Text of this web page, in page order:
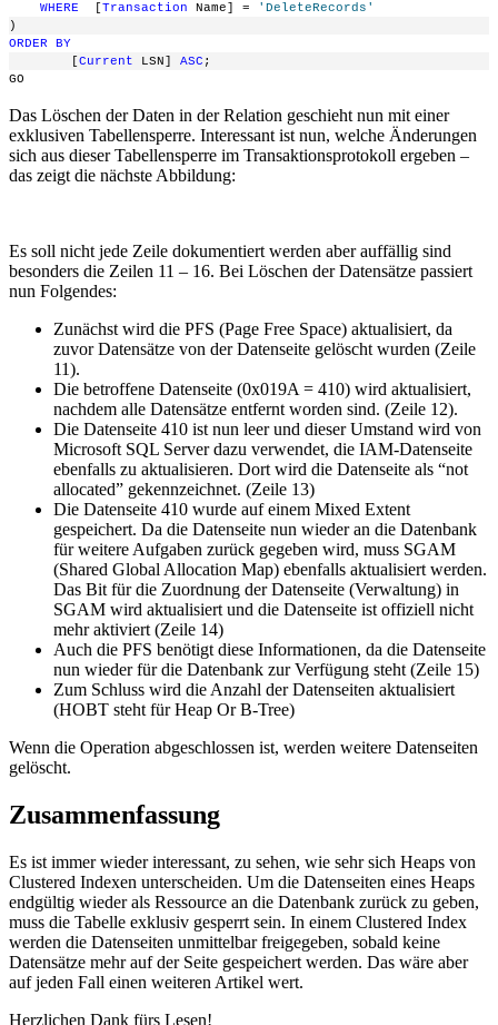
WHERE
Transaction Name] =
'DeleteRecords'
)
ORDER
BY
Current LSN] ASC ;
GO
Das Löschen der Daten in der Relation geschieht nun mit einer
exklusiven Tabellensperre. Interessant ist nun, welche Änderungen
sich aus dieser Tabellensperre im Transaktionsprotokoll ergeben –
das zeigt die nächste Abbildung:
Es soll nicht jede Zeile dokumentiert werden aber auffällig sind
besonders die Zeilen 11 – 16. Bei Löschen der Datensätze passiert
nun Folgendes:
Zunächst wird die PFS (Page Free Space) aktualisiert, da
zuvor Datensätze von der Datenseite gelöscht wurden (Zeile
11).
Die betroffene Datenseite (0x019A = 410) wird aktualisiert,
nachdem alle Datensätze entfernt worden sind. (Zeile 12).
Die Datenseite 410 ist nun leer und dieser Umstand wird von
Microsoft SQL Server dazu verwendet, die IAM-Datenseite
ebenfalls zu aktualisieren. Dort wird die Datenseite als “not
allocated” gekennzeichnet. (Zeile 13)
Die Datenseite 410 wurde auf einem Mixed Extent
gespeichert. Da die Datenseite nun wieder an die Datenbank
für weitere Aufgaben zurück gegeben wird, muss SGAM
(Shared Global Allocation Map) ebenfalls aktualisiert werden.
Das Bit für die Zuordnung der Datenseite (Verwaltung) in
SGAM wird aktualisiert und die Datenseite ist offiziell nicht
mehr aktiviert (Zeile 14)
Auch die PFS benötigt diese Informationen, da die Datenseite
nun wieder für die Datenbank zur Verfügung steht (Zeile 15)
Zum Schluss wird die Anzahl der Datenseiten aktualisiert
(HOBT steht für Heap Or B-Tree)
Wenn die Operation abgeschlossen ist, werden weitere Datenseiten
gelöscht.
Zusammenfassung
Es ist immer wieder interessant, zu sehen, wie sehr sich Heaps von
Clustered Indexen unterscheiden. Um die Datenseiten eines Heaps
endgültig wieder als Ressource an die Datenbank zurück zu geben,
muss die Tabelle exklusiv gesperrt sein. In einem Clustered Index
werden die Datenseiten unmittelbar freigegeben, sobald keine
Datensätze mehr auf der Seite gespeichert werden. Das wäre aber
auf jeden Fall einen weiteren Artikel wert.
Herzlichen Dank fürs Lesen!